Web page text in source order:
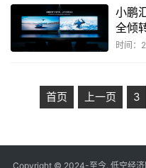
小鹏
全倾
时间：
首页 上一页 3
Copyright © 2024-至今. 低空经济